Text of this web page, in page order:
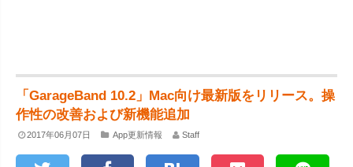
「GarageBand 10.2」Mac向け最新版をリリース。操
作性の改善および新機能追加
2017年06月07日 App更新情報 Staff